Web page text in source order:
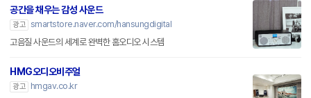
공간을 채우는 감성 사운드
광고 smartstore.naver.com/hansungdigital
고음질 사운드의 세계로 완벽한 홈오디오 시스템
HMG오디오비주얼
광고
hmgav.co.kr